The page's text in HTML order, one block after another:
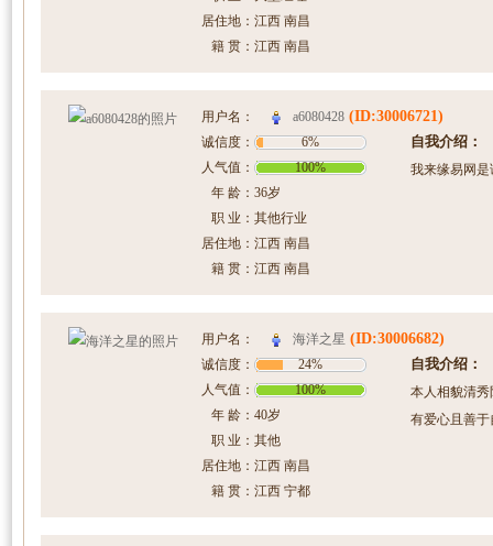
居住地： 江西 南昌
籍 贯： 江西 南昌
用户名： a6080428 (ID:30006721)
诚信度：
6%
人气值：
100%
年 龄： 36岁
职 业： 其他行业
居住地： 江西 南昌
籍 贯： 江西 南昌
自我介绍：
我来缘易网
用户名： 海洋之星 (ID:30006682)
诚信度：
24%
人气值：
100%
年 龄： 40岁
职 业： 其他
居住地： 江西 南昌
籍 贯： 江西 宁都
自我介绍：
本人相貌清
有爱心且善